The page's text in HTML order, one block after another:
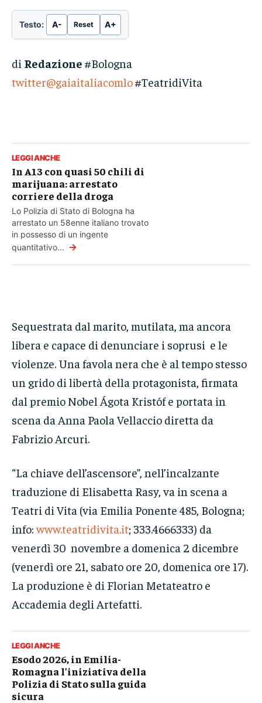
Testo: A- Reset A+
di Redazione #Bologna
twitter@gaiaitaliacomlo#TeatridiVita
LEGGI ANCHE
In A13 con quasi 50 chili di
marijuana: arrestato
corriere della droga
Lo Polizia di Stato di Bologna ha
arrestato un 58enne italiano trovato
in possesso di un ingente
quantitativo... →
Sequestrata dal marito, mutilata, ma ancora
libera e capace di denunciare i soprusi e le
violenze. Una favola nera che è al tempo stesso
un grido di libertà della protagonista, firmata
dal premio Nobel Ágota Kristóf e portata in
scena da Anna Paola Vellaccio diretta da
Fabrizio Arcuri.
“La chiave dell’ascensore”, nell’incalzante
traduzione di Elisabetta Rasy, va in scena a
Teatri di Vita (via Emilia Ponente 485, Bologna;
info:www.teatridivita.it; 333.4666333) da
venerdì 30 novembre a domenica 2 dicembre
(venerdì ore 21, sabato ore 20, domenica ore 17).
La produzione è di Florian Metateatro e
Accademia degli Artefatti.
LEGGI ANCHE
Esodo 2026, in Emilia-
Romagna l’iniziativa della
Polizia di Stato sulla guida
sicura